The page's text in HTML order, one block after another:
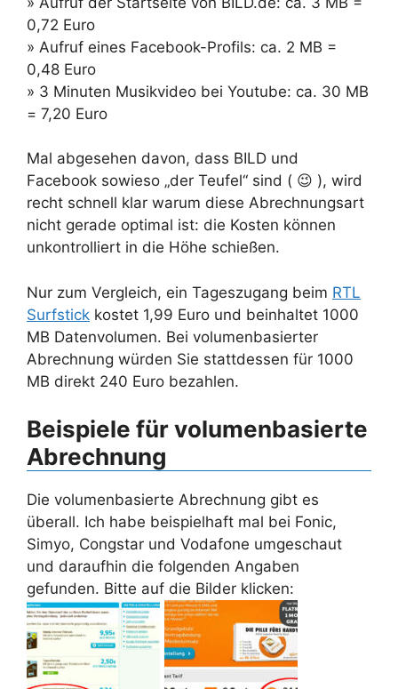
0,72 Euro
» Aufruf eines Facebook-Profils: ca. 2 MB =
0,48 Euro
» 3 Minuten Musikvideo bei Youtube: ca. 30 MB
= 7,20 Euro
Mal abgesehen davon, dass BILD und
Facebook sowieso „der Teufel“ sind ( 😉 ), wird
recht schnell klar warum diese Abrechnungsart
nicht gerade optimal ist: die Kosten können
unkontrolliert in die Höhe schießen.
Nur zum Vergleich, ein Tageszugang beim RTL
Surfstick kostet 1,99 Euro und beinhaltet 1000
MB Datenvolumen. Bei volumenbasierter
Abrechnung würden Sie stattdessen für 1000
MB direkt 240 Euro bezahlen.
Beispiele für volumenbasierte
Abrechnung
Die volumenbasierte Abrechnung gibt es
überall. Ich habe beispielhaft mal bei Fonic,
Simyo, Congstar und Vodafone umgeschaut
und daraufhin die folgenden Angaben
gefunden. Bitte auf die Bilder klicken: